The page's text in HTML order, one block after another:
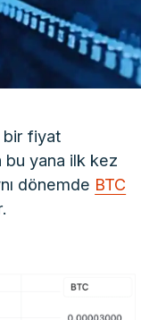
bir fiyat
bu yana ilk kez
dönemde BTC